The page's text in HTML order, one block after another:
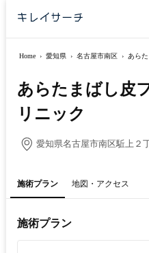
Home › 愛知県 › 名古屋市南区 › あら
あらたまばし皮
リニック
愛知県名古屋市南区駈上２
施術プラン 地図・アクセス
施術プラン